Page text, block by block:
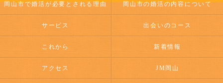
岡山市で婚活が必要とされる理由 岡山市の婚活の内容について
サービス 出会いのコース
これから 新着情報
アクセス JM岡山